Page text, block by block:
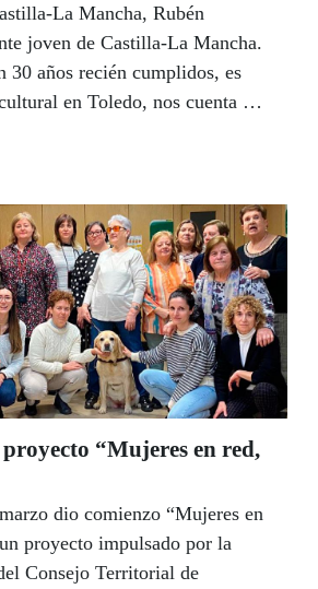
La Mancha, Rubén
joven de Castilla-La Mancha.
30 años recién cumplidos, es
en Toledo, nos cuenta un
“Mujeres en red,
dio comienzo “Mujeres en
proyecto impulsado por la
Consejo Territorial de